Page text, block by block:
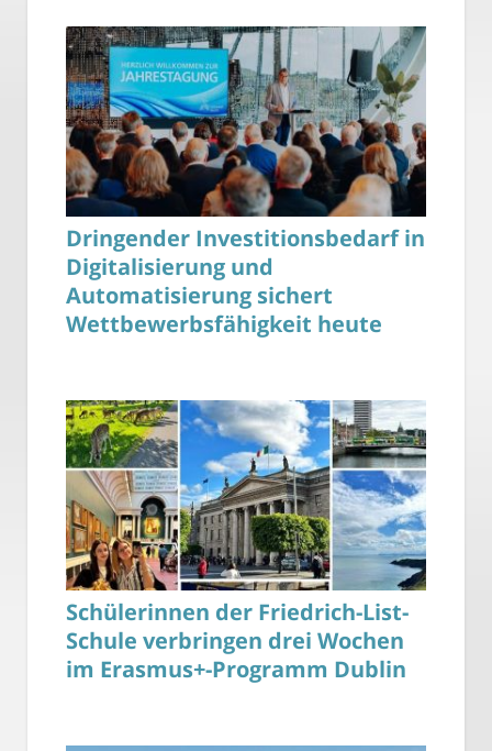
Dringender Investitionsbedarf in
Digitalisierung und
Automatisierung sichert
Wettbewerbsfähigkeit heute
Schülerinnen der Friedrich-List-
Schule verbringen drei Wochen
im Erasmus+-Programm Dublin